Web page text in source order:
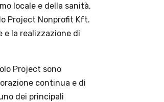
locale e della sanità,
Project Nonprofit Kft.
e la realizzazione di
Project sono
continua e di
dei principali